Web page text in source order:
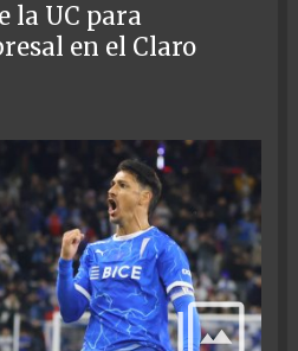
la UC para
en el Claro